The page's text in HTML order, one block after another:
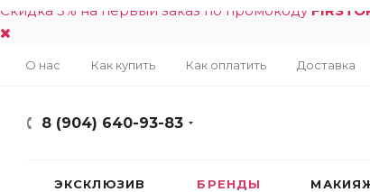
Скидка 5% на первый заказ по промокоду
О нас Как купить Как оплатить Доставка
8 (904) 640-93-83
ЭКСКЛЮЗИВ БРЕНДЫ